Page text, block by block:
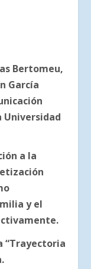
Bertomeu,
García
Universidad
a la
y el
“Trayectoria